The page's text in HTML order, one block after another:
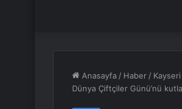
Anasayfa / Haber /
Dünya Çiftçiler Günü’nü